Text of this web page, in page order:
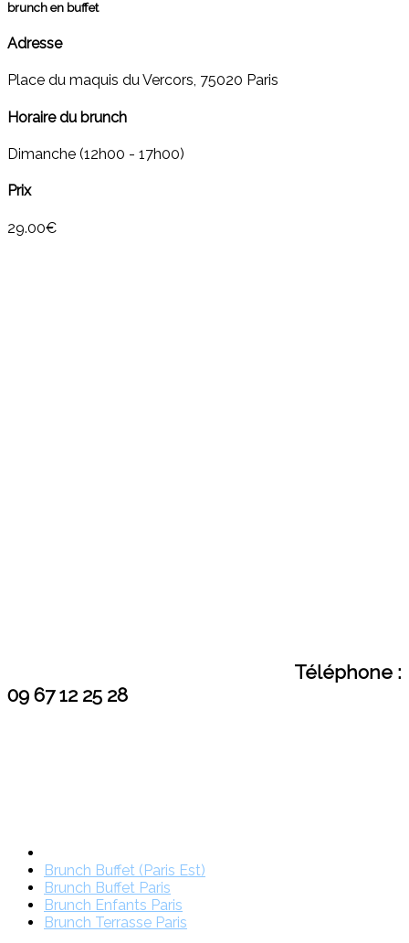
brunch en buffet
Adresse
Place du maquis du Vercors, 75020 Paris
Horaire du brunch
Dimanche (12h00 - 17h00)
Prix
29.00€
Téléphone :
09 67 12 25 28
Brunch Buffet (Paris Est)
Brunch Buffet Paris
Brunch Enfants Paris
Brunch Terrasse Paris